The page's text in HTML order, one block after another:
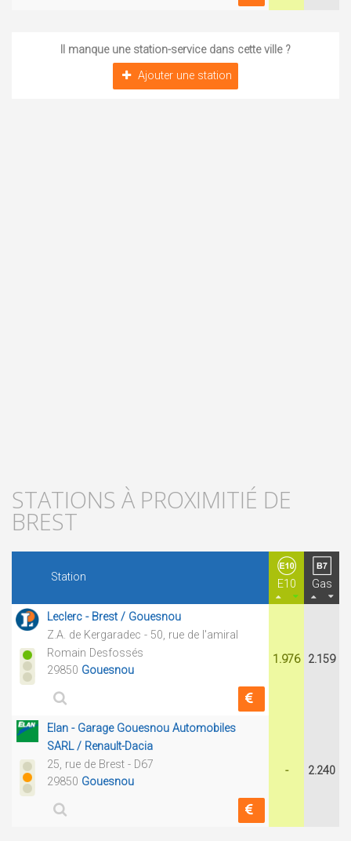
Il manque une station-service dans cette ville ?
Ajouter une station
STATIONS À PROXIMITIÉ DE
BREST
Station
E10 Gas
Leclerc - Brest / Gouesnou
Z.A. de Kergaradec - 50, rue de l'amiral
Romain Desfossés
29850 Gouesnou
1.976 2.159
Elan - Garage Gouesnou Automobiles
SARL / Renault-Dacia
25, rue de Brest - D67
29850 Gouesnou
- 2.240